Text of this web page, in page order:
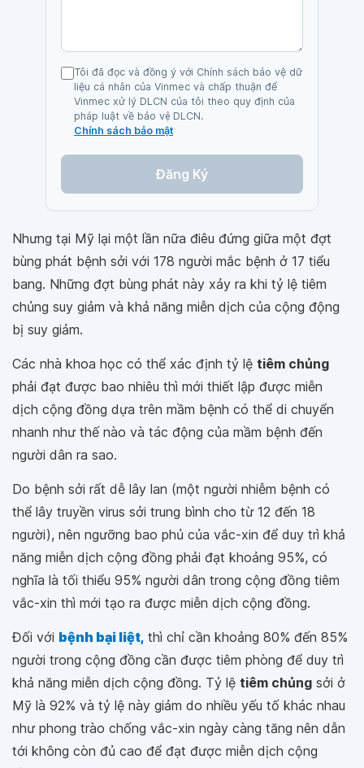
Tôi đã đọc và đồng ý với Chính sách bảo vệ dữ
liệu cá nhân của Vinmec và chấp thuận để
Vinmec xử lý DLCN của tôi theo quy định của
pháp luật về bảo vệ DLCN.
Chính sách bảo mật
Đăng Ký
Nhưng tại Mỹ lại một lần nữa điêu đứng giữa một đợt
bùng phát bệnh sởi với 178 người mắc bệnh ở 17 tiểu
bang. Những đợt bùng phát này xảy ra khi tỷ lệ tiêm
chủng suy giảm và khả năng miễn dịch của cộng động
bị suy giảm.
Các nhà khoa học có thể xác định tỷ lệ tiêm chủng
phải đạt được bao nhiêu thì mới thiết lập được miễn
dịch cộng đồng dựa trên mầm bệnh có thể di chuyển
nhanh như thế nào và tác động của mầm bệnh đến
người dân ra sao.
Do bệnh sởi rất dễ lây lan (một người nhiễm bệnh có
thể lây truyền virus sởi trung bình cho từ 12 đến 18
người), nên ngưỡng bao phủ của vắc-xin để duy trì khả
năng miễn dịch cộng đồng phải đạt khoảng 95%, có
nghĩa là tối thiểu 95% người dân trong cộng đồng tiêm
vắc-xin thì mới tạo ra được miễn dịch cộng đồng.
Đối với bệnh bại liệt, thì chỉ cần khoảng 80% đến 85%
người trong cộng đồng cần được tiêm phòng để duy trì
khả năng miễn dịch cộng đồng. Tỷ lệ tiêm chủng sởi ở
Mỹ là 92% và tỷ lệ này giảm do nhiều yếu tố khác nhau
như phong trào chống vắc-xin ngày càng tăng nên dẫn
tới không còn đủ cao để đạt được miễn dịch cộng